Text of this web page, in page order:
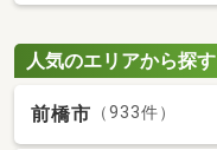
人気のエリアから探す
前橋市 （933件）